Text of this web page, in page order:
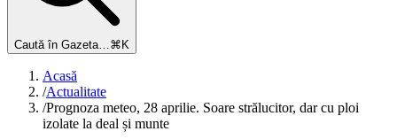
Caută în Gazeta…⌘K
Acasă
/Actualitate
/Prognoza meteo, 28 aprilie. Soare strălucitor, dar cu ploi
izolate la deal și munte